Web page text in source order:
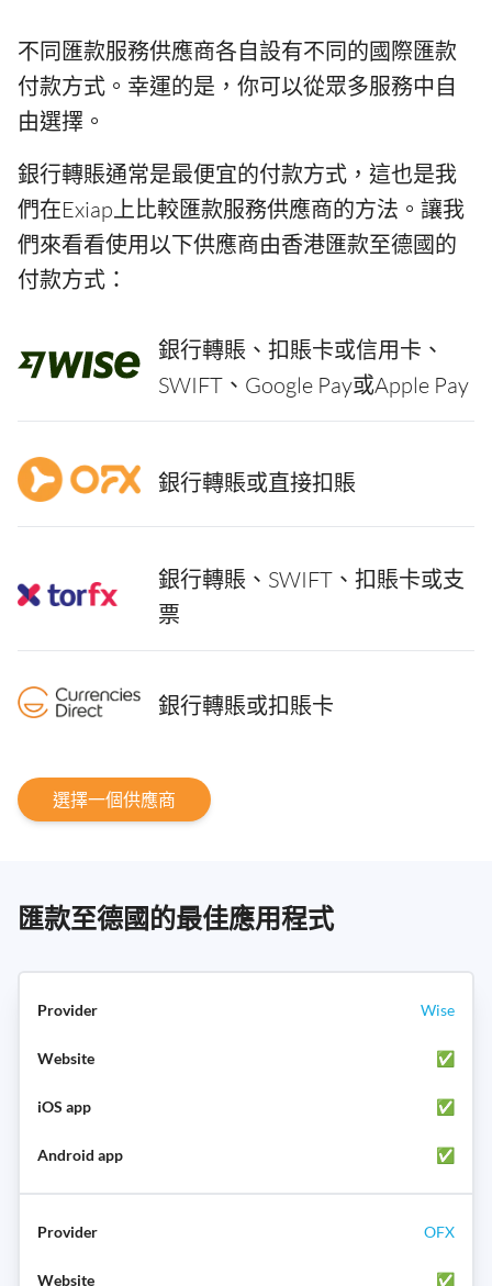
不同匯款服務供應商各自設有不同的國際匯款
付款方式。幸運的是，你可以從眾多服務中自
由選擇。
銀行轉賬通常是最便宜的付款方式，這也是我
們在Exiap上比較匯款服務供應商的方法。讓我
們來看看使用以下供應商由香港匯款至德國的
付款方式：
銀行轉賬、扣賬卡或信用卡、
SWIFT、Google Pay或Apple Pay
銀行轉賬或直接扣賬
銀行轉賬、SWIFT、扣賬卡或支
票
銀行轉賬或扣賬卡
選擇一個供應商
匯款至德國的最佳應用程式
Wise
✅
✅
✅
OFX
✅